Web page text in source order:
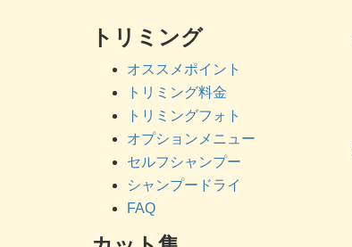
トリミング
オススメポイント
トリミング料金
トリミングフォト
オプションメニュー
セルフシャンプー
シャンプードライ
FAQ